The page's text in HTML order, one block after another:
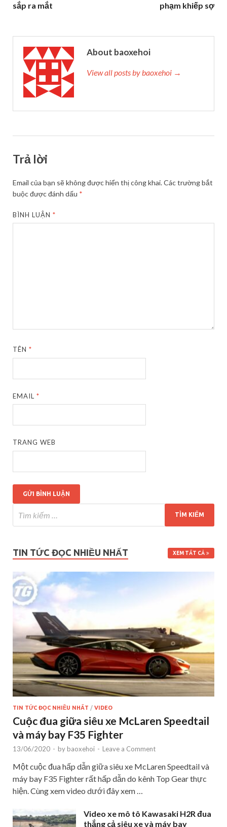
sắp ra mắt
phạm khiếp sợ
About baoxehoi
View all posts by baoxehoi →
Trả lời
Email của bạn sẽ không được hiển thị công khai.Các trường bắt
buộc được đánh dấu *
BÌNH LUẬN*
TÊN*
EMAIL*
TRANG WEB
TIN TỨC ĐỌC NHIỀU NHẤT XEM TẤT CẢ
TIN TỨC ĐỌC NHIỀU NHẤT / VIDEO
Cuộc đua giữa siêu xe McLaren Speedtail
và máy bay F35 Fighter
13/06/2020 - by baoxehoi - Leave a Comment
Một cuộc đua hấp dẫn giữa siêu xe McLaren Speedtail và
máy bay F35 Fighter rất hấp dẫn do kênh Top Gear thực
hiện. Cùng xem video dưới đây xem …
Video xe mô tô Kawasaki H2R đua
thắng cả siêu xe và máy bay